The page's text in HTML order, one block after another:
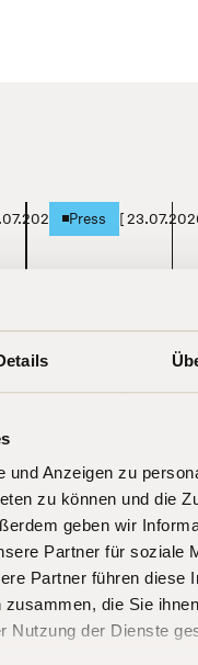
und Anzeigen zu
zu können und die
geben wir
Partner für soziale
Partner führen diese
die Sie
Nutzung der Dienste
]Press [
performt"